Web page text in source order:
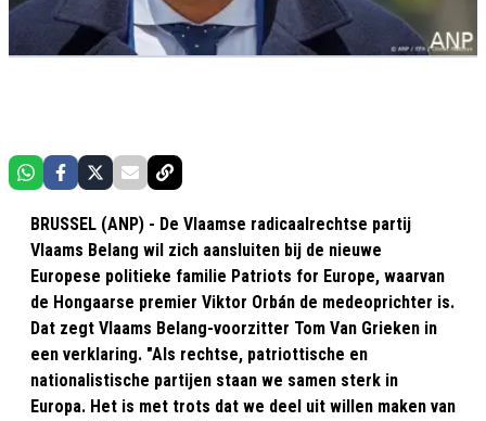
BRUSSEL (ANP) - De Vlaamse radicaalrechtse partij
Vlaams Belang wil zich aansluiten bij de nieuwe
Europese politieke familie Patriots for Europe, waarvan
de Hongaarse premier Viktor Orbán de medeoprichter is.
Dat zegt Vlaams Belang-voorzitter Tom Van Grieken in
een verklaring. "Als rechtse, patriottische en
nationalistische partijen staan we samen sterk in
Europa. Het is met trots dat we deel uit willen maken van